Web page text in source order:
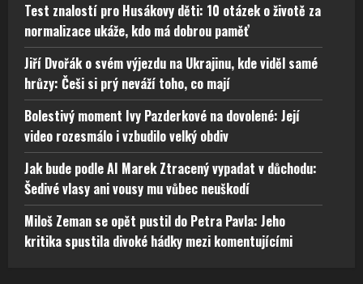
Test znalostí pro Husákovy děti: 10 otázek o životě za
normalizace ukáže, kdo má dobrou paměť
Jiří Dvořák o svém výjezdu na Ukrajinu, kde viděl samé
hrůzy: Češi si prý neváží toho, co mají
Bolestivý moment Ivy Pazderkové na dovolené: Její
video rozesmálo i vzbudilo velký obdiv
Jak bude podle AI Marek Ztracený vypadat v důchodu:
Šedivé vlasy ani vousy mu vůbec neuškodí
Miloš Zeman se opět pustil do Petra Pavla: Jeho
kritika spustila divoké hádky mezi komentujícími